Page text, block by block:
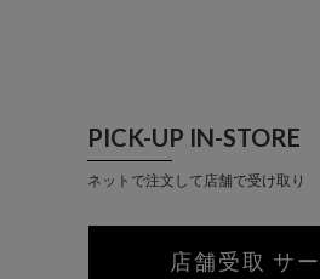
PICK-UP IN-STORE
ネットで注文して店舗で受け取り
店舗受取 サ